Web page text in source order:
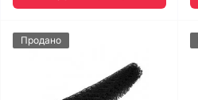
Продано